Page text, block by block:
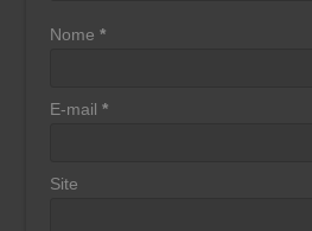
Nome*
E-mail*
Site